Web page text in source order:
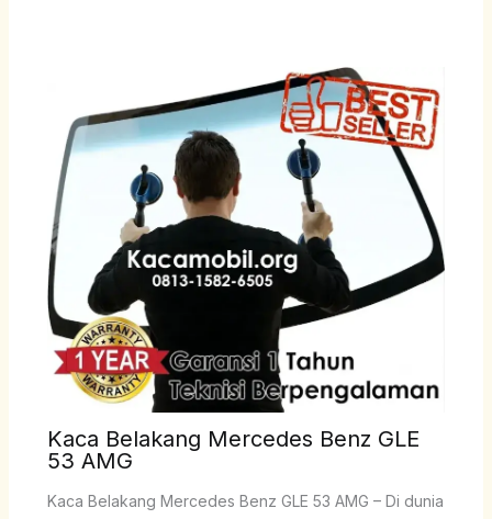
Kaca Belakang Mercedes Benz GLE
53 AMG
Kaca Belakang Mercedes Benz GLE 53 AMG – Di dunia